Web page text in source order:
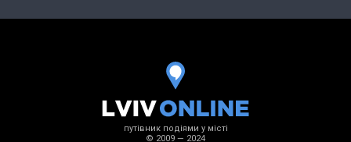
путівник подіями у місті
© 2009 — 2024